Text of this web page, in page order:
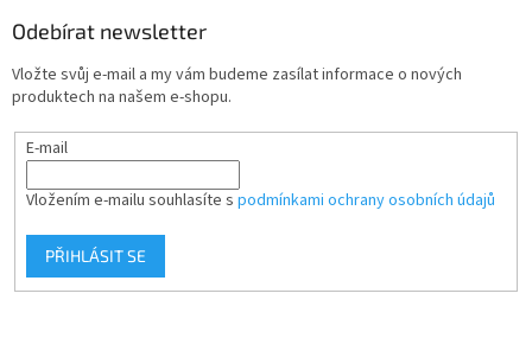
Odebírat newsletter
Vložte svůj e-mail a my vám budeme zasílat informace o nových
produktech na našem e-shopu.
E-mail
Vložením e-mailu souhlasíte s podmínkami ochrany osobních údajů
PŘIHLÁSIT SE